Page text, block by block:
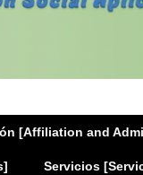
[Affiliation and
Servicios